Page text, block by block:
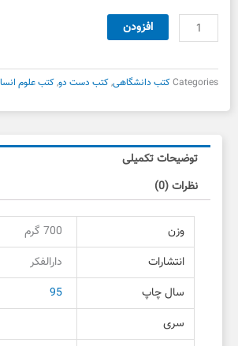
بود.
متون
فقه
اول
دست
دوم
افزودن
Categoriesکتب دانشگاهی,کتب دست دو,کتب علوم
توضیحات تکمیلی
نظرات (0)
وزن
700 گرم
انتشارات
دارالفکر
سال چاپ
95
سری